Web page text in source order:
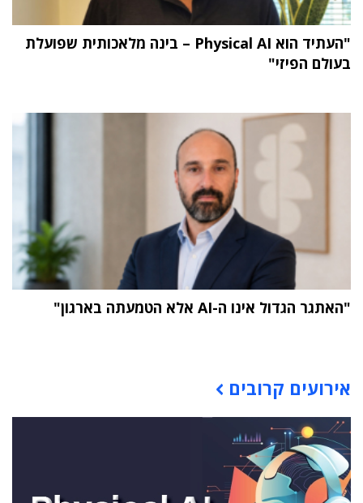
"העתיד הוא Physical AI – בינה מלאכותית שפועלת
בעולם הפיזי"
"האתגר הגדול אינו ה-AI אלא הטמעתה בארגון"
אירועים קרובים